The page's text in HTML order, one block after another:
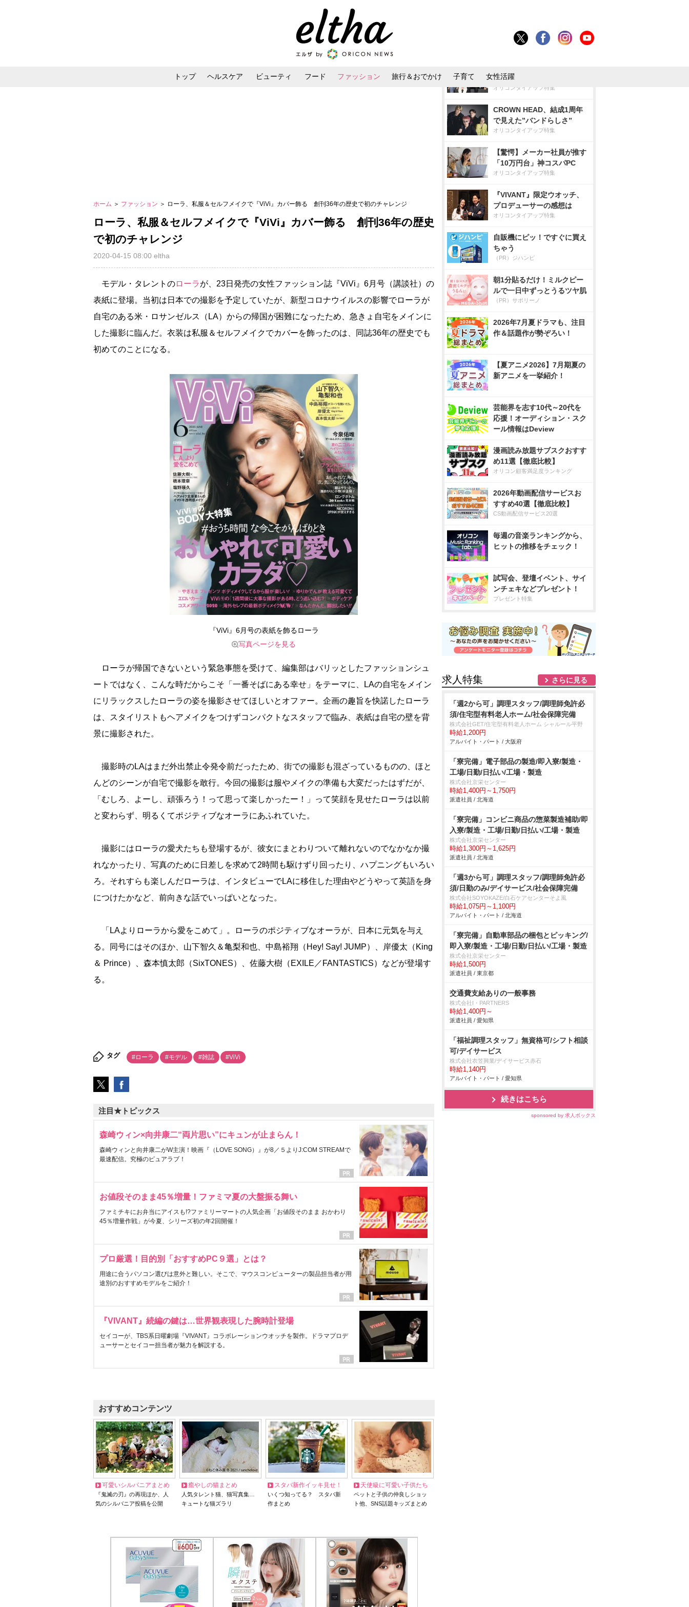
トップ ヘルスケア ビューティ フード ファッション 旅行＆おでかけ 子育て 女性活躍
ホーム ＞ ファッション ＞ ローラ、私服＆セルフメイクで『ViVi』カバー飾る 創刊36年の歴史で初のチャレンジ
ローラ、私服＆セルフメイクで『ViVi』カバー飾る 創刊36年の歴史
で初のチャレンジ
2020-04-15 08:00 eltha
モデル・タレントのローラが、23日発売の女性ファッション誌『ViVi』6月号（講談社）の
表紙に登場。当初は日本での撮影を予定していたが、新型コロナウイルスの影響でローラが
自宅のある米・ロサンゼルス（LA）からの帰国が困難になったため、急きょ自宅をメインに
した撮影に臨んだ。衣装は私服＆セルフメイクでカバーを飾ったのは、同誌36年の歴史でも
初めてのことになる。
『ViVi』6月号の表紙を飾るローラ
写真ページを見る
ローラが帰国できないという緊急事態を受けて、編集部はバリッとしたファッションシュ
ートではなく、こんな時だからこそ「一番そばにある幸せ」をテーマに、LAの自宅をメイン
にリラックスしたローラの姿を撮影させてほしいとオファー。企画の趣旨を快諾したローラ
は、スタイリストもヘアメイクをつけずコンパクトなスタッフで臨み、表紙は自宅の壁を背
景に撮影された。
撮影時のLAはまだ外出禁止令発令前だったため、街での撮影も混ざっているものの、ほと
んどのシーンが自宅で撮影を敢行。今回の撮影は服やメイクの準備も大変だったはずだが、
「むしろ、よーし、頑張ろう！って思って楽しかったー！」って笑顔を見せたローラは以前
と変わらず、明るくてポジティブなオーラにあふれていた。
撮影にはローラの愛犬たちも登場するが、彼女にまとわりついて離れないのでなかなか撮
れなかったり、写真のために日差しを求めて2時間も駆けずり回ったり、ハプニングもいろい
ろ。それすらも楽しんだローラは、インタビューでLAに移住した理由やどうやって英語を身
につけたかなど、前向きな話でいっぱいとなった。
「LAよりローラから愛をこめて」。ローラのポジティブなオーラが、日本に元気を与え
る。同号にはそのほか、山下智久＆亀梨和也、中島裕翔（Hey! Say! JUMP）、岸優太（King
＆ Prince）、森本慎太郎（SixTONES）、佐藤大樹（EXILE／FANTASTICS）などが登場す
る。
タグ #ローラ #モデル #雑誌 #ViVi
注目★トピックス
森崎ウィン×向井康二“両片思い”にキュンが止まらん！
森崎ウィンと向井康二がW主演！映画『（LOVE SONG）』が8／５よりJ:COM STREAMで
最速配信。究極のピュアラブ！
お値段そのまま45％増量！ファミマ夏の大盤振る舞い
ファミチキにお弁当にアイスも!?ファミリーマートの人気企画「お値段そのまま おかわり
45％増量作戦」が今夏、シリーズ初の年2回開催！
プロ厳選！目的別「おすすめPC９選」とは？
用途に合うパソコン選びは意外と難しい。そこで、マウスコンピューターの製品担当者が用
途別のおすすめモデルをご紹介！
『VIVANT』続編の鍵は…世界観表現した腕時計登場
セイコーが、TBS系日曜劇場『VIVANT』コラボレーションウオッチを製作。ドラマプロデ
ューサーとセイコー担当者が魅力を解説する。
おすすめコンテンツ
可愛いシルバニアまとめ
『鬼滅の刃』の再現ほか、人
気のシルバニア投稿を公開
癒やしの猫まとめ
人気タレント猫、猫写真集…
キュートな猫ズラリ
スタバ新作イッキ見せ！
いくつ知ってる？ スタバ新
作まとめ
天使級に可愛い子供たち
ペットと子供の仲良しショッ
ト他、SNS話題キッズまとめ
ミマ45％増量作戦再来
オリコンタイアップ特集
いた”レトロフューチャー”
オリコンタイアップ特集
CROWN HEAD、結成1周年
で見えた”バンドらしさ”
オリコンタイアップ特集
【驚愕】メーカー社員が推す
「10万円台」神コスパPC
オリコンタイアップ特集
『VIVANT』限定ウオッチ、
プロデューサーの感想は
オリコンタイアップ特集
自販機にピッ！ですぐに買え
ちゃう
（PR）ジハンピ
朝1分貼るだけ！ミルクピー
ルで一日中ずっとうるツヤ肌
（PR）サボリーノ
2026年7月夏ドラマも、注目
作＆話題作が勢ぞろい！
【夏アニメ2026】7月期夏の
新アニメを一挙紹介！
芸能界を志す10代～20代を
応援！オーディション・スク
ール情報はDeview
漫画読み放題サブスクおすす
め11選【徹底比較】
オリコン顧客満足度ランキング
2026年動画配信サービスお
すすめ40選【徹底比較】
CS動画配信サービス20選
毎週の音楽ランキングから、
ヒットの推移をチェック！
試写会、登壇イベント、サイ
ンチェキなどプレゼント！
プレゼント特集
求人特集 さらに見る
「週2から可」調理スタッフ/調理師免許必
須/住宅型有料老人ホーム/社会保障完備
株式会社GET/住宅型有料老人ホーム シャルール平野
時給1,200円
アルバイト・パート / 大阪府
「寮完備」電子部品の製造/即入寮/製造・
工場/日勤/日払い/工場・製造
株式会社京栄センター
時給1,400円～1,750円
派遣社員 / 北海道
「寮完備」コンビニ商品の惣菜製造補助/即
入寮/製造・工場/日勤/日払い/工場・製造
株式会社京栄センター
時給1,300円～1,625円
派遣社員 / 北海道
「週3から可」調理スタッフ/調理師免許必
須/日勤のみ/デイサービス/社会保障完備
株式会社SOYOKAZE/白石ケアセンターそよ風
時給1,075円～1,100円
アルバイト・パート / 北海道
「寮完備」自動車部品の梱包とピッキング/
即入寮/製造・工場/日勤/日払い/工場・製造
株式会社京栄センター
時給1,500円
派遣社員 / 東京都
交通費支給ありの一般事務
株式会社I・PARTNERS
時給1,400円～
派遣社員 / 愛知県
「福祉調理スタッフ」無資格可/シフト相談
可/デイサービス
株式会社衣笠興業/デイサービス赤石
時給1,140円
アルバイト・パート / 愛知県
続きはこちら
sponsored by 求人ボックス